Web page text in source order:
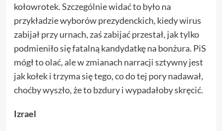
kołowrotek. Szczególnie widać to było na
przykładzie wyborów prezydenckich, kiedy wirus
zabijał przy urnach, zaś zabijać przestał, jak tylko
podmieniło się fatalną kandydatkę na bonżura. PiS
mógł to olać, ale w zmianach narracji sztywny jest
jak kołek i trzyma się tego, co do tej pory nadawał,
choćby wyszło, że to bzdury i wypadałoby skręcić.
Izrael